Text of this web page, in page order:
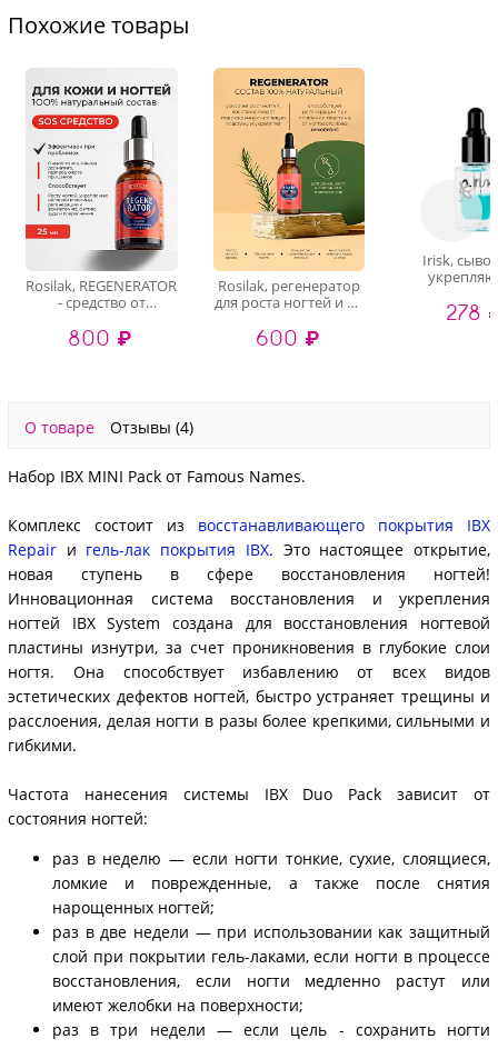
Похожие товары
Rosilak, REGENERATOR
- средство от
дерматита и
онихолизиса, 25 мл
800 ₽
Rosilak, регенератор
для роста ногтей и от
600 ₽
Irisk,
ногтей и
(001), 8
278
О товаре Отзывы (4)
Набор IBX MINI Pack от Famous Names.
Комплекс состоит из восстанавливающего покрытия IBX
Repair и гель-лак покрытия IBX. Это настоящее открытие,
новая ступень в сфере восстановления ногтей!
Инновационная система восстановления и укрепления
ногтей IBX System создана для восстановления ногтевой
пластины изнутри, за счет проникновения в глубокие слои
ногтя. Она способствует избавлению от всех видов
эстетических дефектов ногтей, быстро устраняет трещины и
расслоения, делая ногти в разы более крепкими, сильными и
гибкими.
Частота нанесения системы IBX Duo Pack зависит от
состояния ногтей:
раз в неделю — если ногти тонкие, сухие, слоящиеся,
ломкие и поврежденные, а также после снятия
нарощенных ногтей;
раз в две недели — при использовании как защитный
слой при покрытии гель-лаками, если ногти в процессе
восстановления, если ногти медленно растут или
имеют желобки на поверхности;
раз в три недели — если цель - сохранить ногти